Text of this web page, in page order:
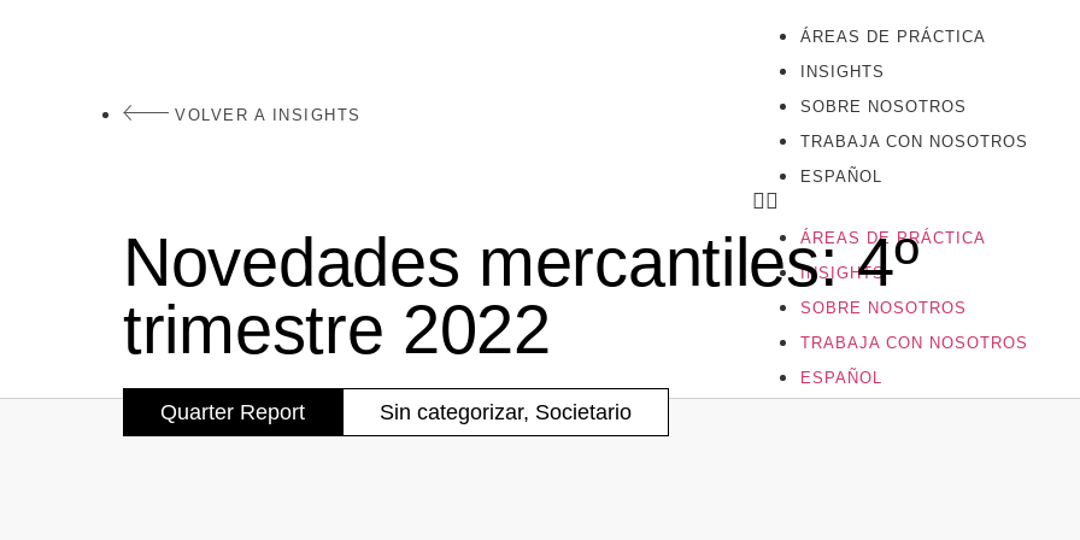
ÁREAS DE PRÁCTICA
INSIGHTS
SOBRE NOSOTROS
TRABAJA CON NOSOTROS
ESPAÑOL
ÁREAS DE PRÁCTICA
INSIGHTS
SOBRE NOSOTROS
TRABAJA CON NOSOTROS
ESPAÑOL
VOLVER A INSIGHTS
Novedades mercantiles: 4º
trimestre 2022
Quarter Report Sin categorizar, Societario